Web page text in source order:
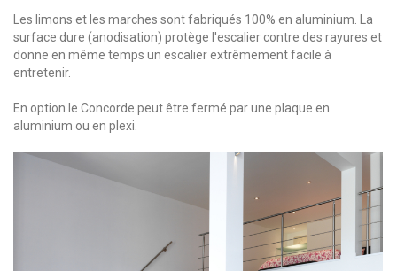
Les limons et les marches sont fabriqués 100% en aluminium. La
surface dure (anodisation) protège l'escalier contre des rayures et
donne en même temps un escalier extrêmement facile à
entretenir.
En option le Concorde peut être fermé par une plaque en
aluminium ou en plexi.